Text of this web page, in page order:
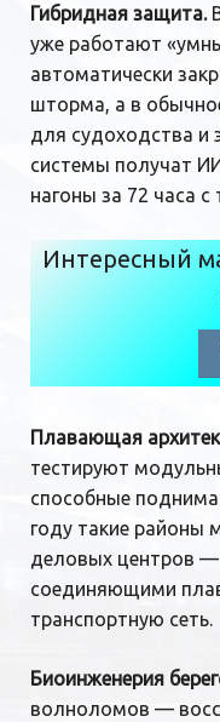
Гибридная защита.
уже работают
автоматически
шторма, а в
для судоходства и
системы получат
нагоны за 72 часа
Интересный
Плавающая
тестируют
способные
году такие районы
деловых центров
соединяющими
транспортную сеть.
Биоинженерия
волноломов —